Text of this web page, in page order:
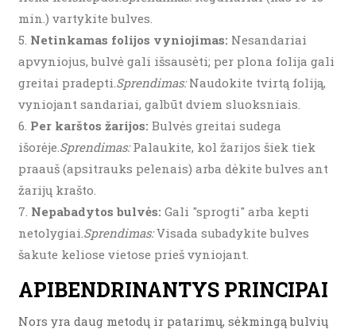
min.) vartykite bulves.
Netinkamas folijos vyniojimas: Nesandariai
apvyniojus, bulvė gali išsausėti; per plona folija gali
greitai pradepti.Sprendimas:Naudokite tvirtą foliją,
vyniojant sandariai, galbūt dviem sluoksniais.
Per karštos žarijos: Bulvės greitai sudega
išorėje.Sprendimas:Palaukite, kol žarijos šiek tiek
praauš (apsitrauks pelenais) arba dėkite bulves ant
žarijų krašto.
Nepabadytos bulvės: Gali "sprogti" arba kepti
netolygiai.Sprendimas:Visada subadykite bulves
šakute keliose vietose prieš vyniojant.
APIBENDRINANTYS PRINCIPAI
Nors yra daug metodų ir patarimų, sėkmingą bulvių